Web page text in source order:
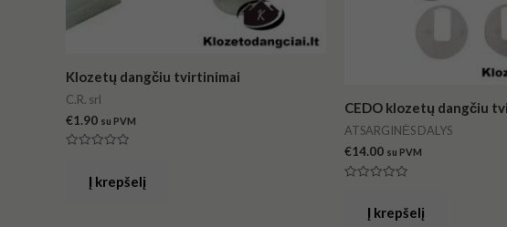
Klozetų dangčiu tvirtinimai
C.R. srl
€1.90 su PVM
Į krepšelį
CEDO klozetų dangčiu
ATSARGINĖS DALYS
€14.00 su PVM
Į krepšelį